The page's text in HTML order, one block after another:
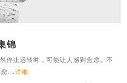
锦
停止运转时，可能让人感到焦虑。不
... 详细